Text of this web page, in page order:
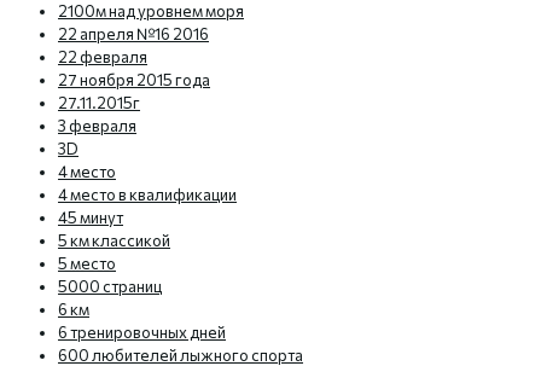
2100м над уровнем моря
22 апреля №16 2016
22 февраля
27 ноября 2015 года
27.11.2015г
3 февраля
3D
4 место
4 место в квалификации
45 минут
5 км классикой
5 место
5000 страниц
6 км
6 тренировочных дней
600 любителей лыжного спорта